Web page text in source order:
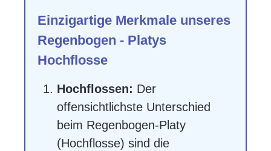
Einzigartige Merkmale unseres
Regenbogen - Platys
Hochflosse
Hochflossen: Der
offensichtlichste Unterschied
beim Regenbogen-Platy
(Hochflosse) sind die